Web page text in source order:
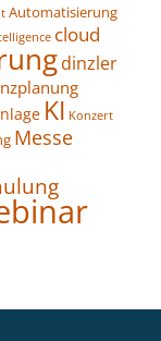
Automatisierung
cloud
dinzler
KI Konzert
Messe